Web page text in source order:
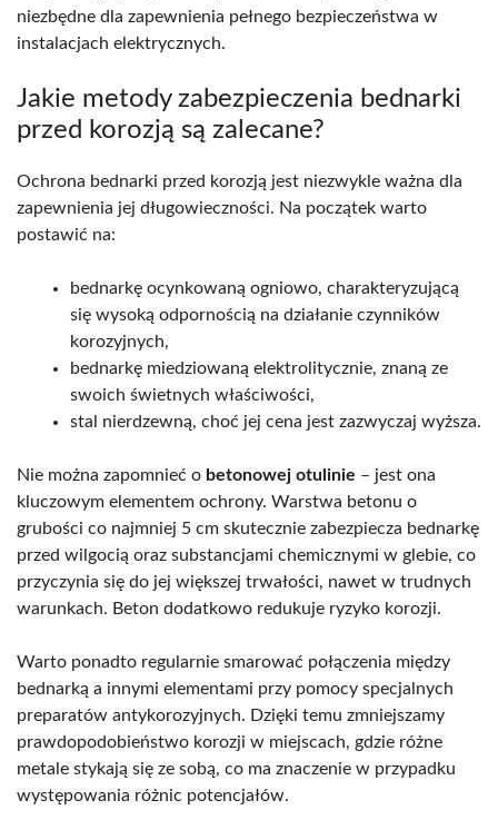
niezbędne dla zapewnienia pełnego bezpieczeństwa w
instalacjach elektrycznych.
Jakie metody zabezpieczenia bednarki
przed korozją są zalecane?
Ochrona bednarki przed korozją jest niezwykle ważna dla
zapewnienia jej długowieczności. Na początek warto
postawić na:
bednarkę ocynkowaną ogniowo, charakteryzującą
się wysoką odpornością na działanie czynników
korozyjnych,
bednarkę miedziowaną elektrolitycznie, znaną ze
swoich świetnych właściwości,
stal nierdzewną, choć jej cena jest zazwyczaj wyższa.
Nie można zapomnieć o betonowej otulinie – jest ona
kluczowym elementem ochrony. Warstwa betonu o
grubości co najmniej 5 cm skutecznie zabezpiecza bednarkę
przed wilgocią oraz substancjami chemicznymi w glebie, co
przyczynia się do jej większej trwałości, nawet w trudnych
warunkach. Beton dodatkowo redukuje ryzyko korozji.
Warto ponadto regularnie smarować połączenia między
bednarką a innymi elementami przy pomocy specjalnych
preparatów antykorozyjnych. Dzięki temu zmniejszamy
prawdopodobieństwo korozji w miejscach, gdzie różne
metale stykają się ze sobą, co ma znaczenie w przypadku
występowania różnic potencjałów.